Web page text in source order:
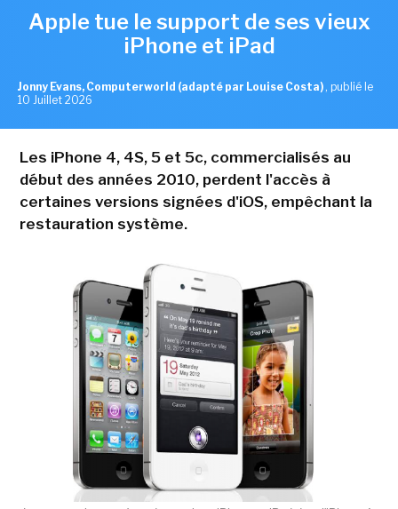
Apple tue le support de ses vieux
iPhone et iPad
Jonny Evans, Computerworld (adapté par Louise Costa) , publié le
10 Juillet 2026
Les iPhone 4, 4S, 5 et 5c, commercialisés au
début des années 2010, perdent l'accès à
certaines versions signées d'iOS, empêchant la
restauration système.